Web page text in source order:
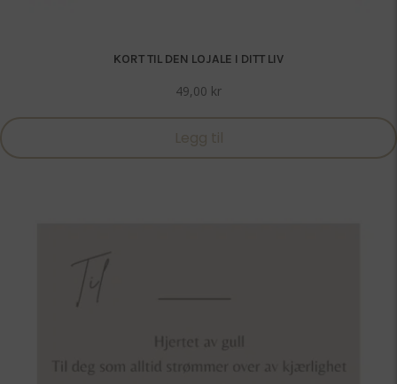
KORT TIL DEN LOJALE I DITT LIV
49,00 kr
Legg til